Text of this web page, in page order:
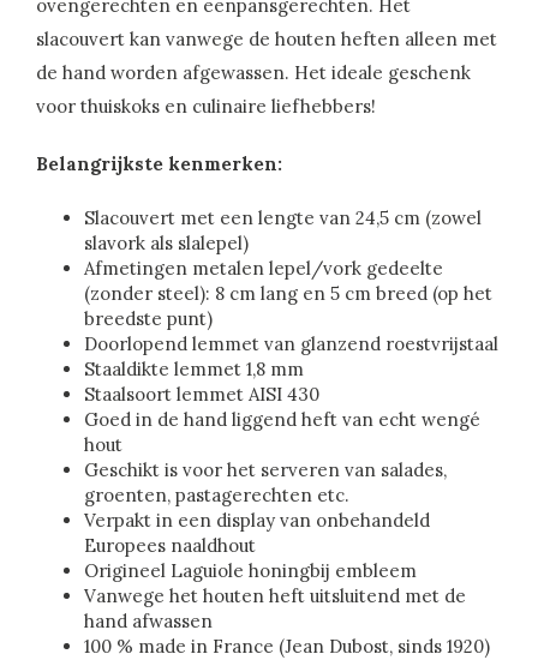
ovengerechten en eenpansgerechten. Het
slacouvert kan vanwege de houten heften alleen met
de hand worden afgewassen. Het ideale geschenk
voor thuiskoks en culinaire liefhebbers!
Belangrijkste kenmerken:
Slacouvert met een lengte van 24,5 cm (zowel
slavork als slalepel)
Afmetingen metalen lepel/vork gedeelte
(zonder steel): 8 cm lang en 5 cm breed (op het
breedste punt)
Doorlopend lemmet van glanzend roestvrijstaal
Staaldikte lemmet 1,8 mm
Staalsoort lemmet AISI 430
Goed in de hand liggend heft van echt wengé
hout
Geschikt is voor het serveren van salades,
groenten, pastagerechten etc.
Verpakt in een display van onbehandeld
Europees naaldhout
Origineel Laguiole honingbij embleem
Vanwege het houten heft uitsluitend met de
hand afwassen
100 % made in France (Jean Dubost, sinds 1920)